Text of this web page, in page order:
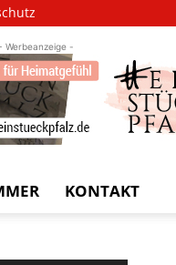
Werbeanzeige -
KONTAKT